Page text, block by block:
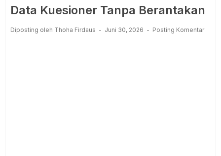
Data Kuesioner Tanpa Berantakan
Diposting oleh Thoha Firdaus Juni 30, 2026 Posting Komentar